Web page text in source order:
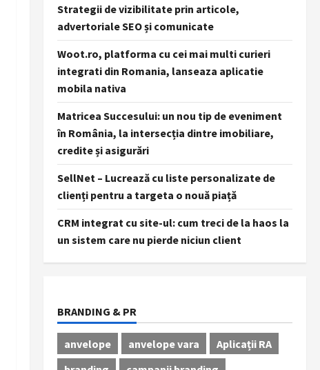
Strategii de vizibilitate prin articole,
advertoriale SEO și comunicate
Woot.ro, platforma cu cei mai multi curieri
integrati din Romania, lanseaza aplicatie
mobila nativa
Matricea Succesului: un nou tip de eveniment
în România, la intersecția dintre imobiliare,
credite și asigurări
SellNet – Lucrează cu liste personalizate de
clienți pentru a targeta o nouă piață
CRM integrat cu site-ul: cum treci de la haos la
un sistem care nu pierde niciun client
BRANDING & PR
anvelope anvelope vara
Aplicații RA